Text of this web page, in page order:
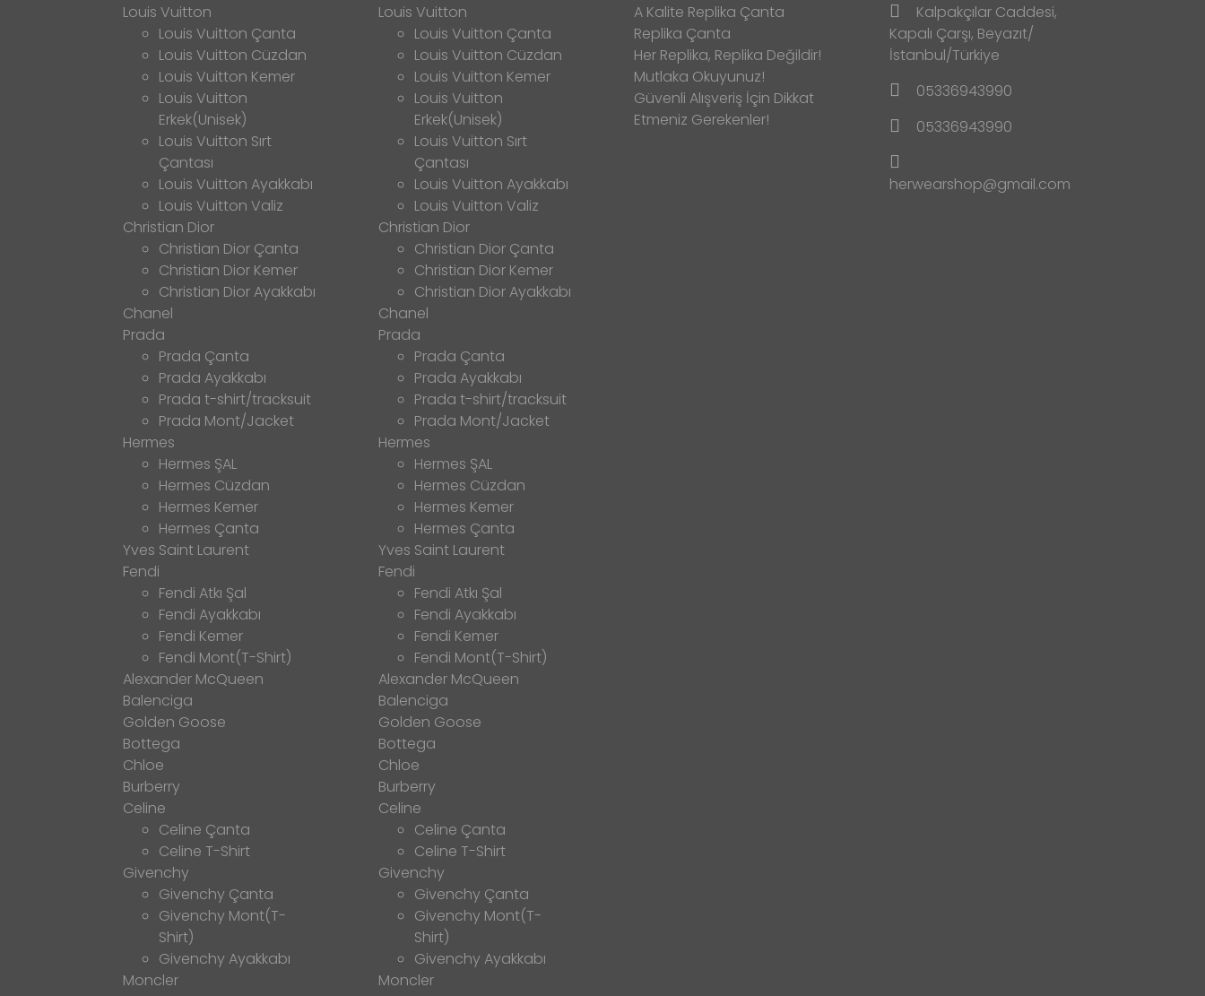
Louis Vuitton
Louis Vuitton Çanta
Louis Vuitton Cüzdan
Louis Vuitton Kemer
Louis Vuitton
Erkek(Unisek)
Louis Vuitton Sırt
Çantası
Louis Vuitton Ayakkabı
Louis Vuitton Valiz
Christian Dior
Christian Dior Çanta
Christian Dior Kemer
Christian Dior Ayakkabı
Chanel
Prada
Prada Çanta
Prada Ayakkabı
Prada t-shirt/tracksuit
Prada Mont/Jacket
Hermes
Hermes ŞAL
Hermes Cüzdan
Hermes Kemer
Hermes Çanta
Yves Saint Laurent
Fendi
Fendi Atkı Şal
Fendi Ayakkabı
Fendi Kemer
Fendi Mont(T-Shirt)
Alexander McQueen
Balenciga
Golden Goose
Bottega
Chloe
Burberry
Celine
Celine Çanta
Celine T-Shirt
Givenchy
Givenchy Çanta
Givenchy Mont(T-
Shirt)
Givenchy Ayakkabı
Moncler
Louis Vuitton
Louis Vuitton Çanta
Louis Vuitton Cüzdan
Louis Vuitton Kemer
Louis Vuitton
Erkek(Unisek)
Louis Vuitton Sırt
Çantası
Louis Vuitton Ayakkabı
Louis Vuitton Valiz
Christian Dior
Christian Dior Çanta
Christian Dior Kemer
Christian Dior Ayakkabı
Chanel
Prada
Prada Çanta
Prada Ayakkabı
Prada t-shirt/tracksuit
Prada Mont/Jacket
Hermes
Hermes ŞAL
Hermes Cüzdan
Hermes Kemer
Hermes Çanta
Yves Saint Laurent
Fendi
Fendi Atkı Şal
Fendi Ayakkabı
Fendi Kemer
Fendi Mont(T-Shirt)
Alexander McQueen
Balenciga
Golden Goose
Bottega
Chloe
Burberry
Celine
Celine Çanta
Celine T-Shirt
Givenchy
Givenchy Çanta
Givenchy Mont(T-
Shirt)
Givenchy Ayakkabı
Moncler
A Kalite Replika Çanta
Replika Çanta
Her Replika, Replika Değildir!
Mutlaka Okuyunuz!
Güvenli Alışveriş İçin Dikkat
Etmeniz Gerekenler!
Kalpakçılar Caddesi,
Kapalı Çarşı, Beyazıt/
İstanbul/Türkiye
05336943990
05336943990
herwearshop@gmail.com